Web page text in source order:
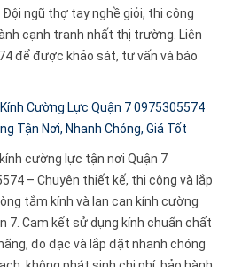
ngũ thợ tay nghề giỏi, thi công
cạnh tranh nhất thị trường. Liên
để được khảo sát, tư vấn và báo
Cường Lực Quận 7 0975305574
Tận Nơi, Nhanh Chóng, Giá Tốt
cường lực tận nơi Quận 7
– Chuyên thiết kế, thi công và lắp
tắm kính và lan can kính cường
7. Cam kết sử dụng kính chuẩn chất
đo đạc và lắp đặt nhanh chóng